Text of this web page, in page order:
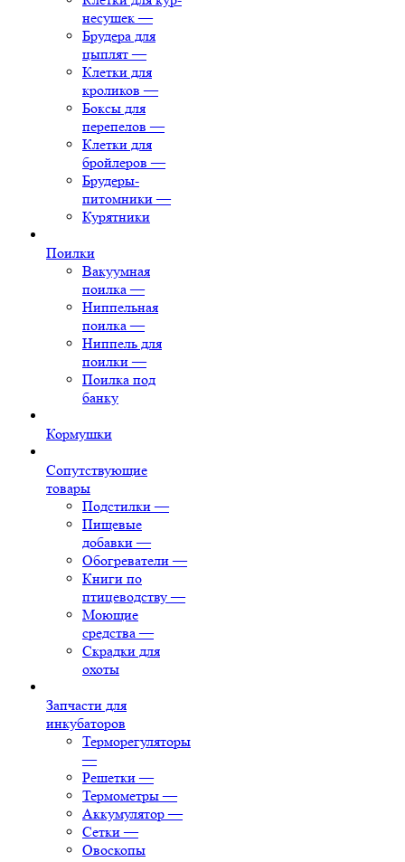
несушек —
Брудера для
цыплят —
Клетки для
кроликов —
Боксы для
перепелов —
Клетки для
бройлеров —
Брудеры-
питомники —
Курятники
Поилки
Вакуумная
поилка —
Ниппельная
поилка —
Ниппель для
поилки —
Поилка под
банку
Кормушки
Сопутствующие
товары
Подстилки —
Пищевые
добавки —
Обогреватели —
Книги по
птицеводству —
Моющие
средства —
Скрадки для
охоты
Запчасти для
инкубаторов
Терморегуляторы
—
Решетки —
Термометры —
Аккумулятор —
Сетки —
Овоскопы